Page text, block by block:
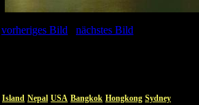
vorheriges Bild nächstes Bild
Island Nepal USA Bangkok Hongkong Sydney